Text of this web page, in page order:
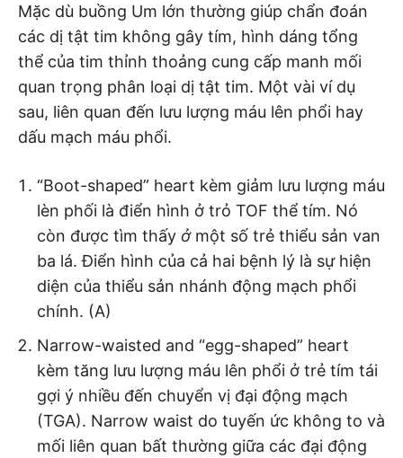
Mặc dù buồng Um lớn thường giúp chẩn đoán
các dị tật tim không gây tím, hình dáng tổng
thể của tim thỉnh thoảng cung cấp manh mối
quan trọng phân loại dị tật tim. Một vài ví dụ
sau, liên quan đến lưu lượng máu lên phổi hay
dấu mạch máu phổi.
“Boot-shaped” heart kèm giảm lưu lượng máu
lèn phối là điển hình ở trỏ TOF thể tím. Nó
còn được tìm thấy ởmột số trẻ thiểu sản van
ba lá. Điển hình của cả hai bệnh lý là sự hiện
diện của thiểu sản nhánh động mạch phổi
chính. (A)
Narrow-waisted and “egg-shaped” heart
kèm tăng lưu lượng máu lên phổi ở trẻ tím tái
gợi ý nhiều đến chuyển vị đại động mạch
(TGA). Narrow waist do tuyến ức không to và
mối liên quan bất thường giữa các đại động